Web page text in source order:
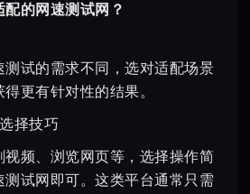
的网速测试网？
测试的需求不同，选对适配场景
更有针对性的结果。
择技巧
视频、浏览网页等，选择操作简
试网即可。这类平台通常只需